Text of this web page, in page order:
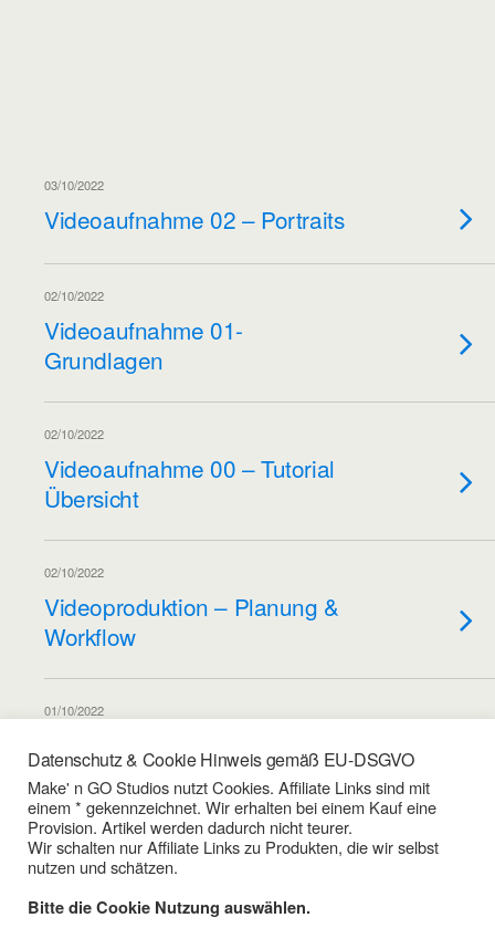
03/10/2022
Videoaufnahme 02 – Portraits
02/10/2022
Videoaufnahme 01-
Grundlagen
02/10/2022
Videoaufnahme 00 – Tutorial
Übersicht
02/10/2022
Videoproduktion – Planung &
Workflow
01/10/2022
Video-Postproduktion – Final
Cut
Weitere Artikel Aus Dieser Kategorie Laden…
Datenschutz & Cookie Hinweis gemäß EU-DSGVO
Make' n GO Studios nutzt Cookies. Affiliate Links sind mit
einem * gekennzeichnet. Wir erhalten bei einem Kauf eine
Provision. Artikel werden dadurch nicht teurer.
Wir schalten nur Affiliate Links zu Produkten, die wir selbst
nutzen und schätzen.
Bitte die Cookie Nutzung auswählen.